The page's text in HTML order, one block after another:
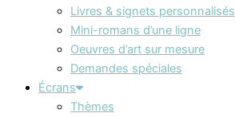
Livres & signets personnalisés
Mini-romans d’une ligne
Oeuvres d’art sur mesure
Demandes spéciales
Écrans
Thèmes